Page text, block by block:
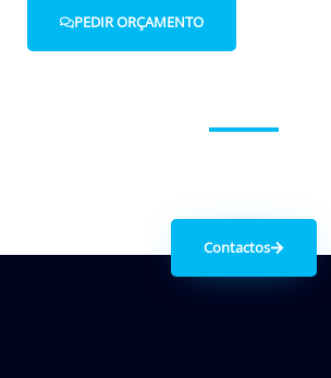
PEDIR ORÇAMENTO
Contactos